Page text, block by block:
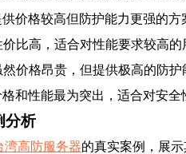
价格较高但防护能力更强的方
比高，适合对性能要求较高的
价格昂贵，但提供极高的防护
和性能最为突出，适合对安全
分析
湾高防服务器的真实案例，展